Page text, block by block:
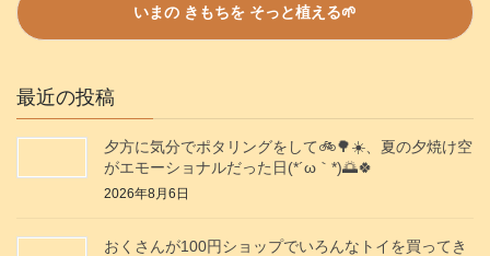
最近の投稿
夕方に気分でポタリングをして🚲️🌳☀️、夏の夕焼け空
がエモーショナルだった日(⁠*⁠´⁠ω⁠｀⁠*⁠)🌅🍀
2026年8月6日
おくさんが100円ショップでいろんなトイを買ってき